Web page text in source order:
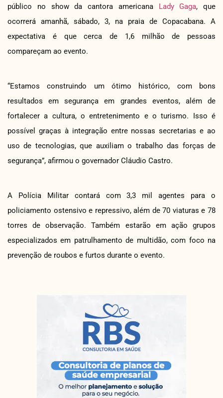
público no show da cantora americana Lady Gaga, que
ocorrerá amanhã, sábado, 3, na praia de Copacabana. A
expectativa é que cerca de 1,6 milhão de pessoas
compareçam ao evento.
“Estamos construindo um ótimo histórico, com bons
resultados em segurança em grandes eventos, além de
fortalecer a cultura, o entretenimento e o turismo. Isso é
possível graças à integração entre nossas secretarias e ao
uso de tecnologias, que auxiliam o trabalho das forças de
segurança”, afirmou o governador Cláudio Castro.
A Polícia Militar contará com 3,3 mil agentes para o
policiamento ostensivo e repressivo, além de 70 viaturas e 78
torres de observação. Também estarão em ação grupos
especializados em patrulhamento de multidão, com foco na
prevenção de roubos e furtos durante o evento.